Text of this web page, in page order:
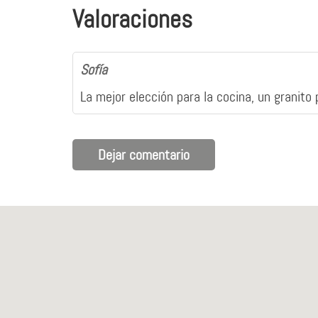
Valoraciones
Sofía
La mejor elección para la cocina, un granito
Dejar comentario